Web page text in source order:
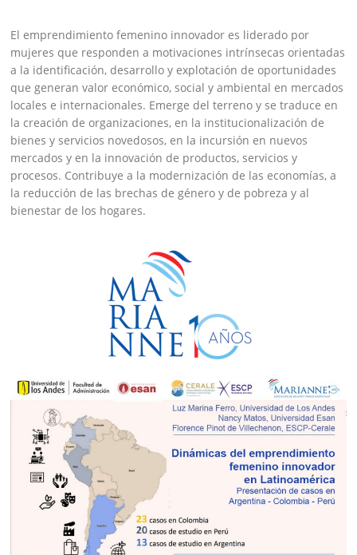
El emprendimiento femenino innovador es liderado por
mujeres que responden a motivaciones intrínsecas orientadas
a la identificación, desarrollo y explotación de oportunidades
que generan valor económico, social y ambiental en mercados
locales e internacionales. Emerge del terreno y se traduce en
la creación de organizaciones, en la institucionalización de
bienes y servicios novedosos, en la incursión en nuevos
mercados y en la innovación de productos, servicios y
procesos. Contribuye a la modernización de las economías, a
la reducción de las brechas de género y de pobreza y al
bienestar de los hogares.